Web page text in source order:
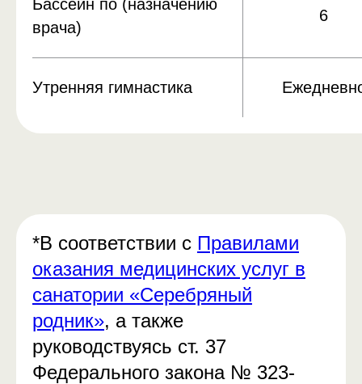
Бассейн по (назначению
врача)
6
Утренняя гимнастика
*В соответствии с Правилами
оказания медицинских услуг в
санатории «Серебряный
родник», а также
руководствуясь ст. 37
Федерального закона № 323-